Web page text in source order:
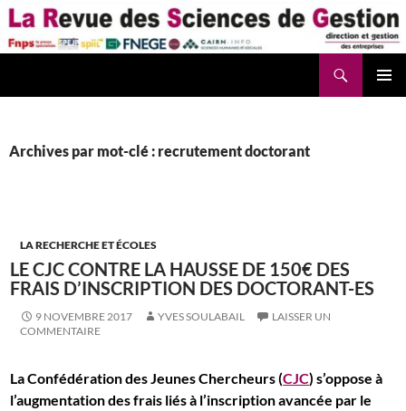
Aller
au
contenu
Archives par mot-clé : recrutement doctorant
LA RECHERCHE ET ÉCOLES
LE CJC CONTRE LA HAUSSE DE 150€ DES
FRAIS D’INSCRIPTION DES DOCTORANT-ES
9 NOVEMBRE 2017 YVES SOULABAIL
LAISSER UN
COMMENTAIRE
La Confédération des Jeunes Chercheurs (CJC) s’oppose à
l’augmentation des frais liés à l’inscription avancée par le